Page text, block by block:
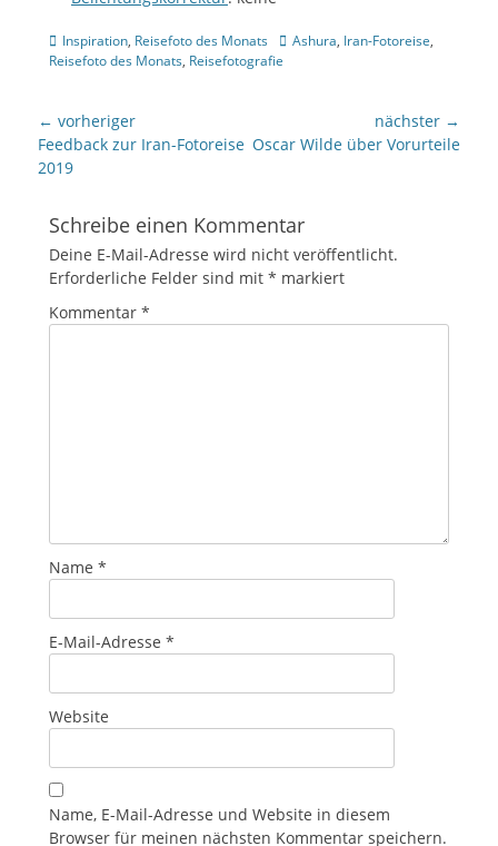
Kategorien
Inspiration, Reisefoto des Monats TagsAshura, Iran-Fotoreise,
Reisefoto des Monats, Reisefotografie
Beitragsnavigation
← vorheriger
Vorheriger
Beitrag:
Feedback zur Iran-Fotoreise
2019
nächster →
nächster
Oscar Wilde über Vorurteile
Schreibe einen Kommentar
Deine E-Mail-Adresse wird nicht veröffentlicht.
Erforderliche Felder sind mit * markiert
Kommentar *
Name *
E-Mail-Adresse *
Website
Name, E-Mail-Adresse und Website in diesem
Browser für meinen nächsten Kommentar speichern.